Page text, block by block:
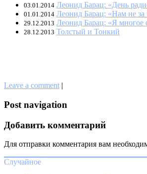
03.01.2014 Леонид Барац: «День
01.01.2014 Леонид Барац: «Нам не за
29.12.2013 Леонид Барац: «Я многое
28.12.2013 Толстый и Тонкий
Leave a comment |
Post navigation
Добавить комментарий
Для отправки комментария вам
Случайное